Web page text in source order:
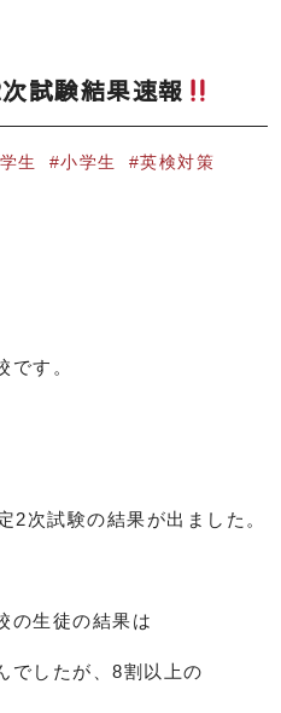
試験結果速報
生 小学生
英検対策
です。
2次試験の結果が出ました。
の生徒の結果は
でしたが、8割以上の